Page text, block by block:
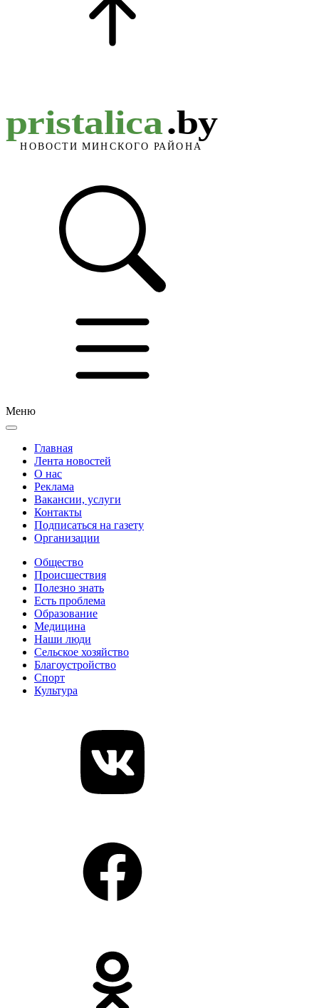
Меню
Главная
Лента новостей
О нас
Реклама
Вакансии, услуги
Контакты
Подписаться на газету
Организации
Общество
Происшествия
Полезно знать
Есть проблема
Образование
Медицина
Наши люди
Сельское хозяйство
Благоустройство
Спорт
Культура